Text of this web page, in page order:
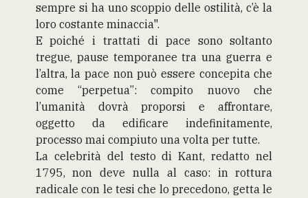
sempre si ha uno scoppio delle ostilità, c’è la
loro costante minaccia".
E poiché i trattati di pace sono soltanto
tregue, pause temporanee tra una guerra e
l’altra, la pace non può essere concepita che
come “perpetua”: compito nuovo che
l’umanità dovrà proporsi e affrontare,
oggetto da edificare indefinitamente,
processo mai compiuto una volta per tutte.
La celebrità del testo di Kant, redatto nel
1795, non deve nulla al caso: in rottura
radicale con le tesi che lo precedono, getta le